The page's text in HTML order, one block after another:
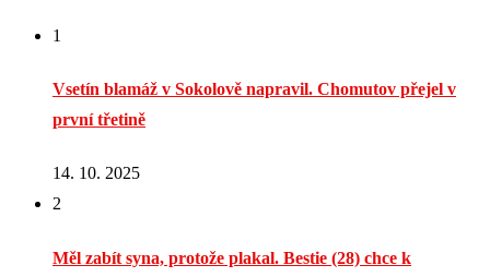
1
Vsetín blamáž v Sokolově napravil. Chomutov přejel v
první třetině
14. 10. 2025
2
Měl zabít syna, protože plakal. Bestie (28) chce k